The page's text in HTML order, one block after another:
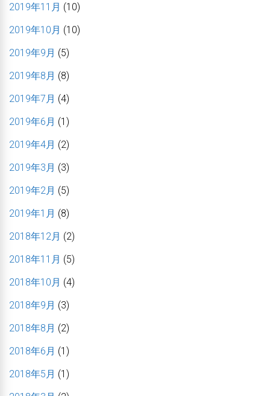
2019年11月 (10)
2019年10月 (10)
2019年9月 (5)
2019年8月 (8)
2019年7月 (4)
2019年6月 (1)
2019年4月 (2)
2019年3月 (3)
2019年2月 (5)
2019年1月 (8)
2018年12月 (2)
2018年11月 (5)
2018年10月 (4)
2018年9月 (3)
2018年8月 (2)
2018年6月 (1)
2018年5月 (1)